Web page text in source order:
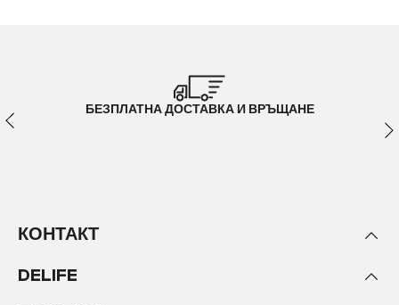
БЕЗПЛАТНА ДОСТАВКА И ВРЪЩАНЕ
КОНТАКТ
DELIFE